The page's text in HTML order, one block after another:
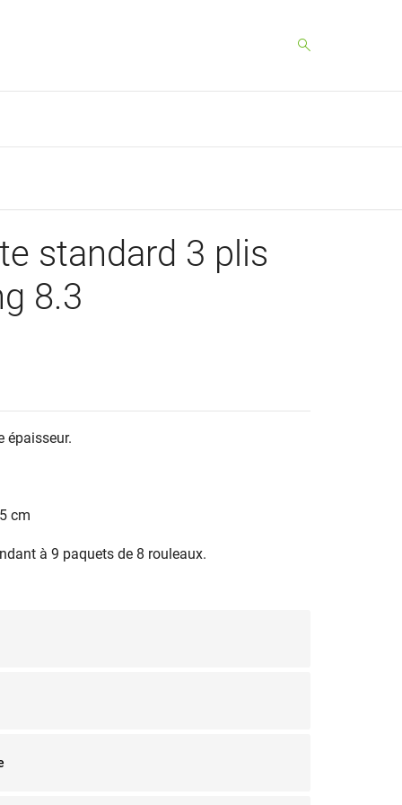
standard 3 plis
8.3
épaisseur.
cm
à 9 paquets de 8 rouleaux.